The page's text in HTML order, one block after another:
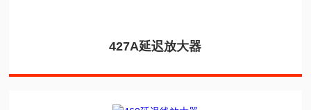
427A延迟放大器